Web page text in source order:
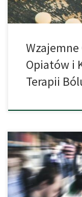
Wzajemne
Opiatów i
Terapii
25-letnia kobieta
przypadku z Maroka
spożywanie